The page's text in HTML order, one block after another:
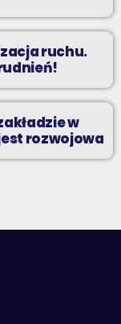
ruchu.
w
rozwojowa